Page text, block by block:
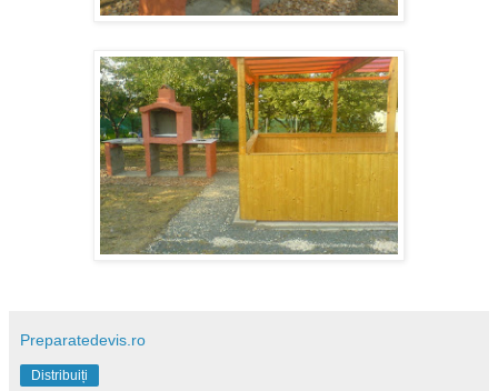
Preparatedevis.ro
Distribuiți